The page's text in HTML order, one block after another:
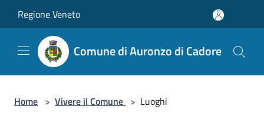
Regione Veneto
Comune di Auronzo di Cadore
Home > Vivere il Comune > Luoghi